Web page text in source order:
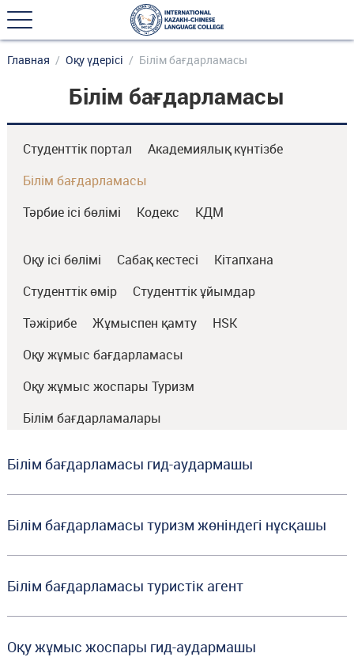
Главная Оқу үдерісі Білім бағдарламасы
Білім бағдарламасы
Студенттік портал
Академиялық күнтізбе
Білім бағдарламасы
Тәрбие ісі бөлімі
Кодекс КДМ
Оқу ісі бөлімі Сабақ кестесі
Кітапхана
Студенттік өмір
Студенттік ұйымдар
Тәжірибе
Жұмыспен қамту
HSK
Оқу жұмыс бағдарламасы
Оқу жұмыс жоспары Туризм
Білім бағдарламалары
Білім бағдарламасы гид-аудармашы
Білім бағдарламасы туризм жөніндегі нұсқашы
Білім бағдарламасы туристік агент
Оқу жұмыс жоспары гид-аудармашы